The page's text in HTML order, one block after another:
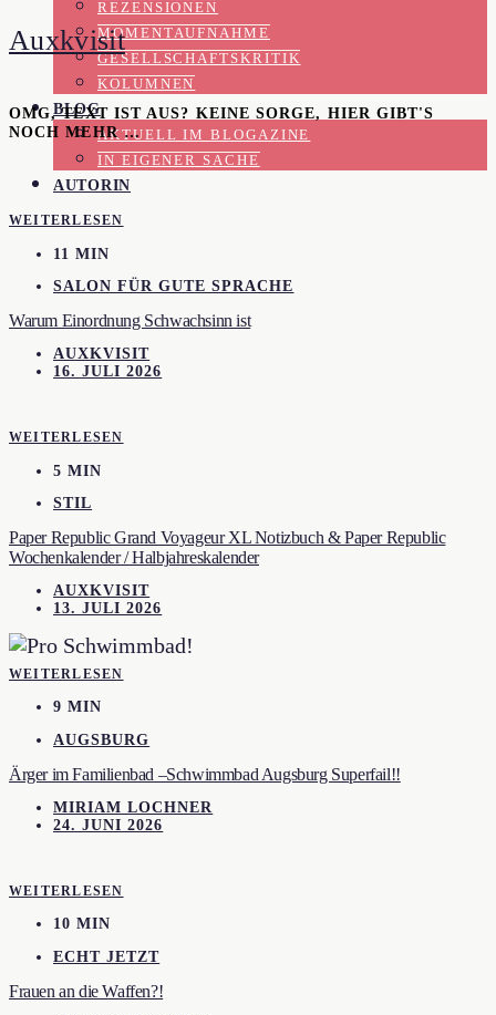
REZENSIONEN
MOMENTAUFNAHME
GESELLSCHAFTSKRITIK
KOLUMNEN
BLOG
AKTUELL IM BLOGAZINE
IN EIGENER SACHE
AUTORIN
Auxkvisit
OMG, TEXT IST AUS? KEINE SORGE, HIER GIBT'S
NOCH MEHR …
WEITERLESEN
11 MIN
SALON FÜR GUTE SPRACHE
Warum Einordnung Schwachsinn ist
AUXKVISIT
16. JULI 2026
WEITERLESEN
5 MIN
STIL
Paper Republic Grand Voyageur XL Notizbuch & Paper Republic
Wochenkalender / Halbjahreskalender
AUXKVISIT
13. JULI 2026
WEITERLESEN
9 MIN
AUGSBURG
Ärger im Familienbad –Schwimmbad Augsburg Superfail!!
MIRIAM LOCHNER
24. JUNI 2026
WEITERLESEN
10 MIN
ECHT JETZT
Frauen an die Waffen?!